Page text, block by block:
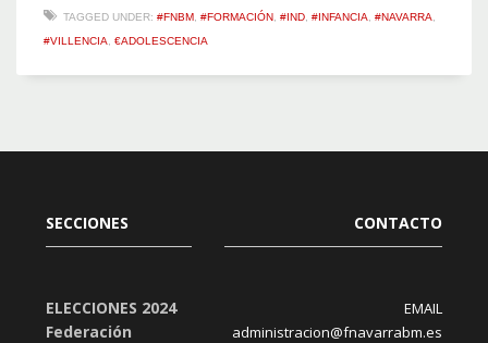
TAGGED UNDER: #FNBM #FORMACIÓN #IND #INFANCIA #NAVARRA
#VILLENCIA
€ADOLESCENCIA
SECCIONES
ELECCIONES 2024
Federación
CONTACTO
EMAIL
administracion@fnavarrabm.es